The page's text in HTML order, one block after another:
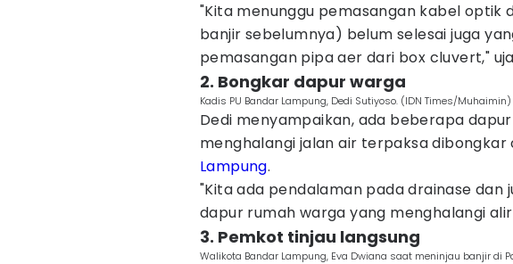
"Kita menunggu pemasangan kabel optik
banjir sebelumnya) belum selesai juga
pemasangan pipa aer dari box cluvert,"
2. Bongkar dapur warga
Kadis PU Bandar Lampung, Dedi Sutiyoso. (IDN Times/Muhaimin)
Dedi menyampaikan, ada beberapa
menghalangi jalan air terpaksa dibongkar
Lampung.
"Kita ada pendalaman pada drainase dan
dapur rumah warga yang menghalangi
3. Pemkot tinjau langsung
Walikota Bandar Lampung, Eva Dwiana saat meninjau banjir di